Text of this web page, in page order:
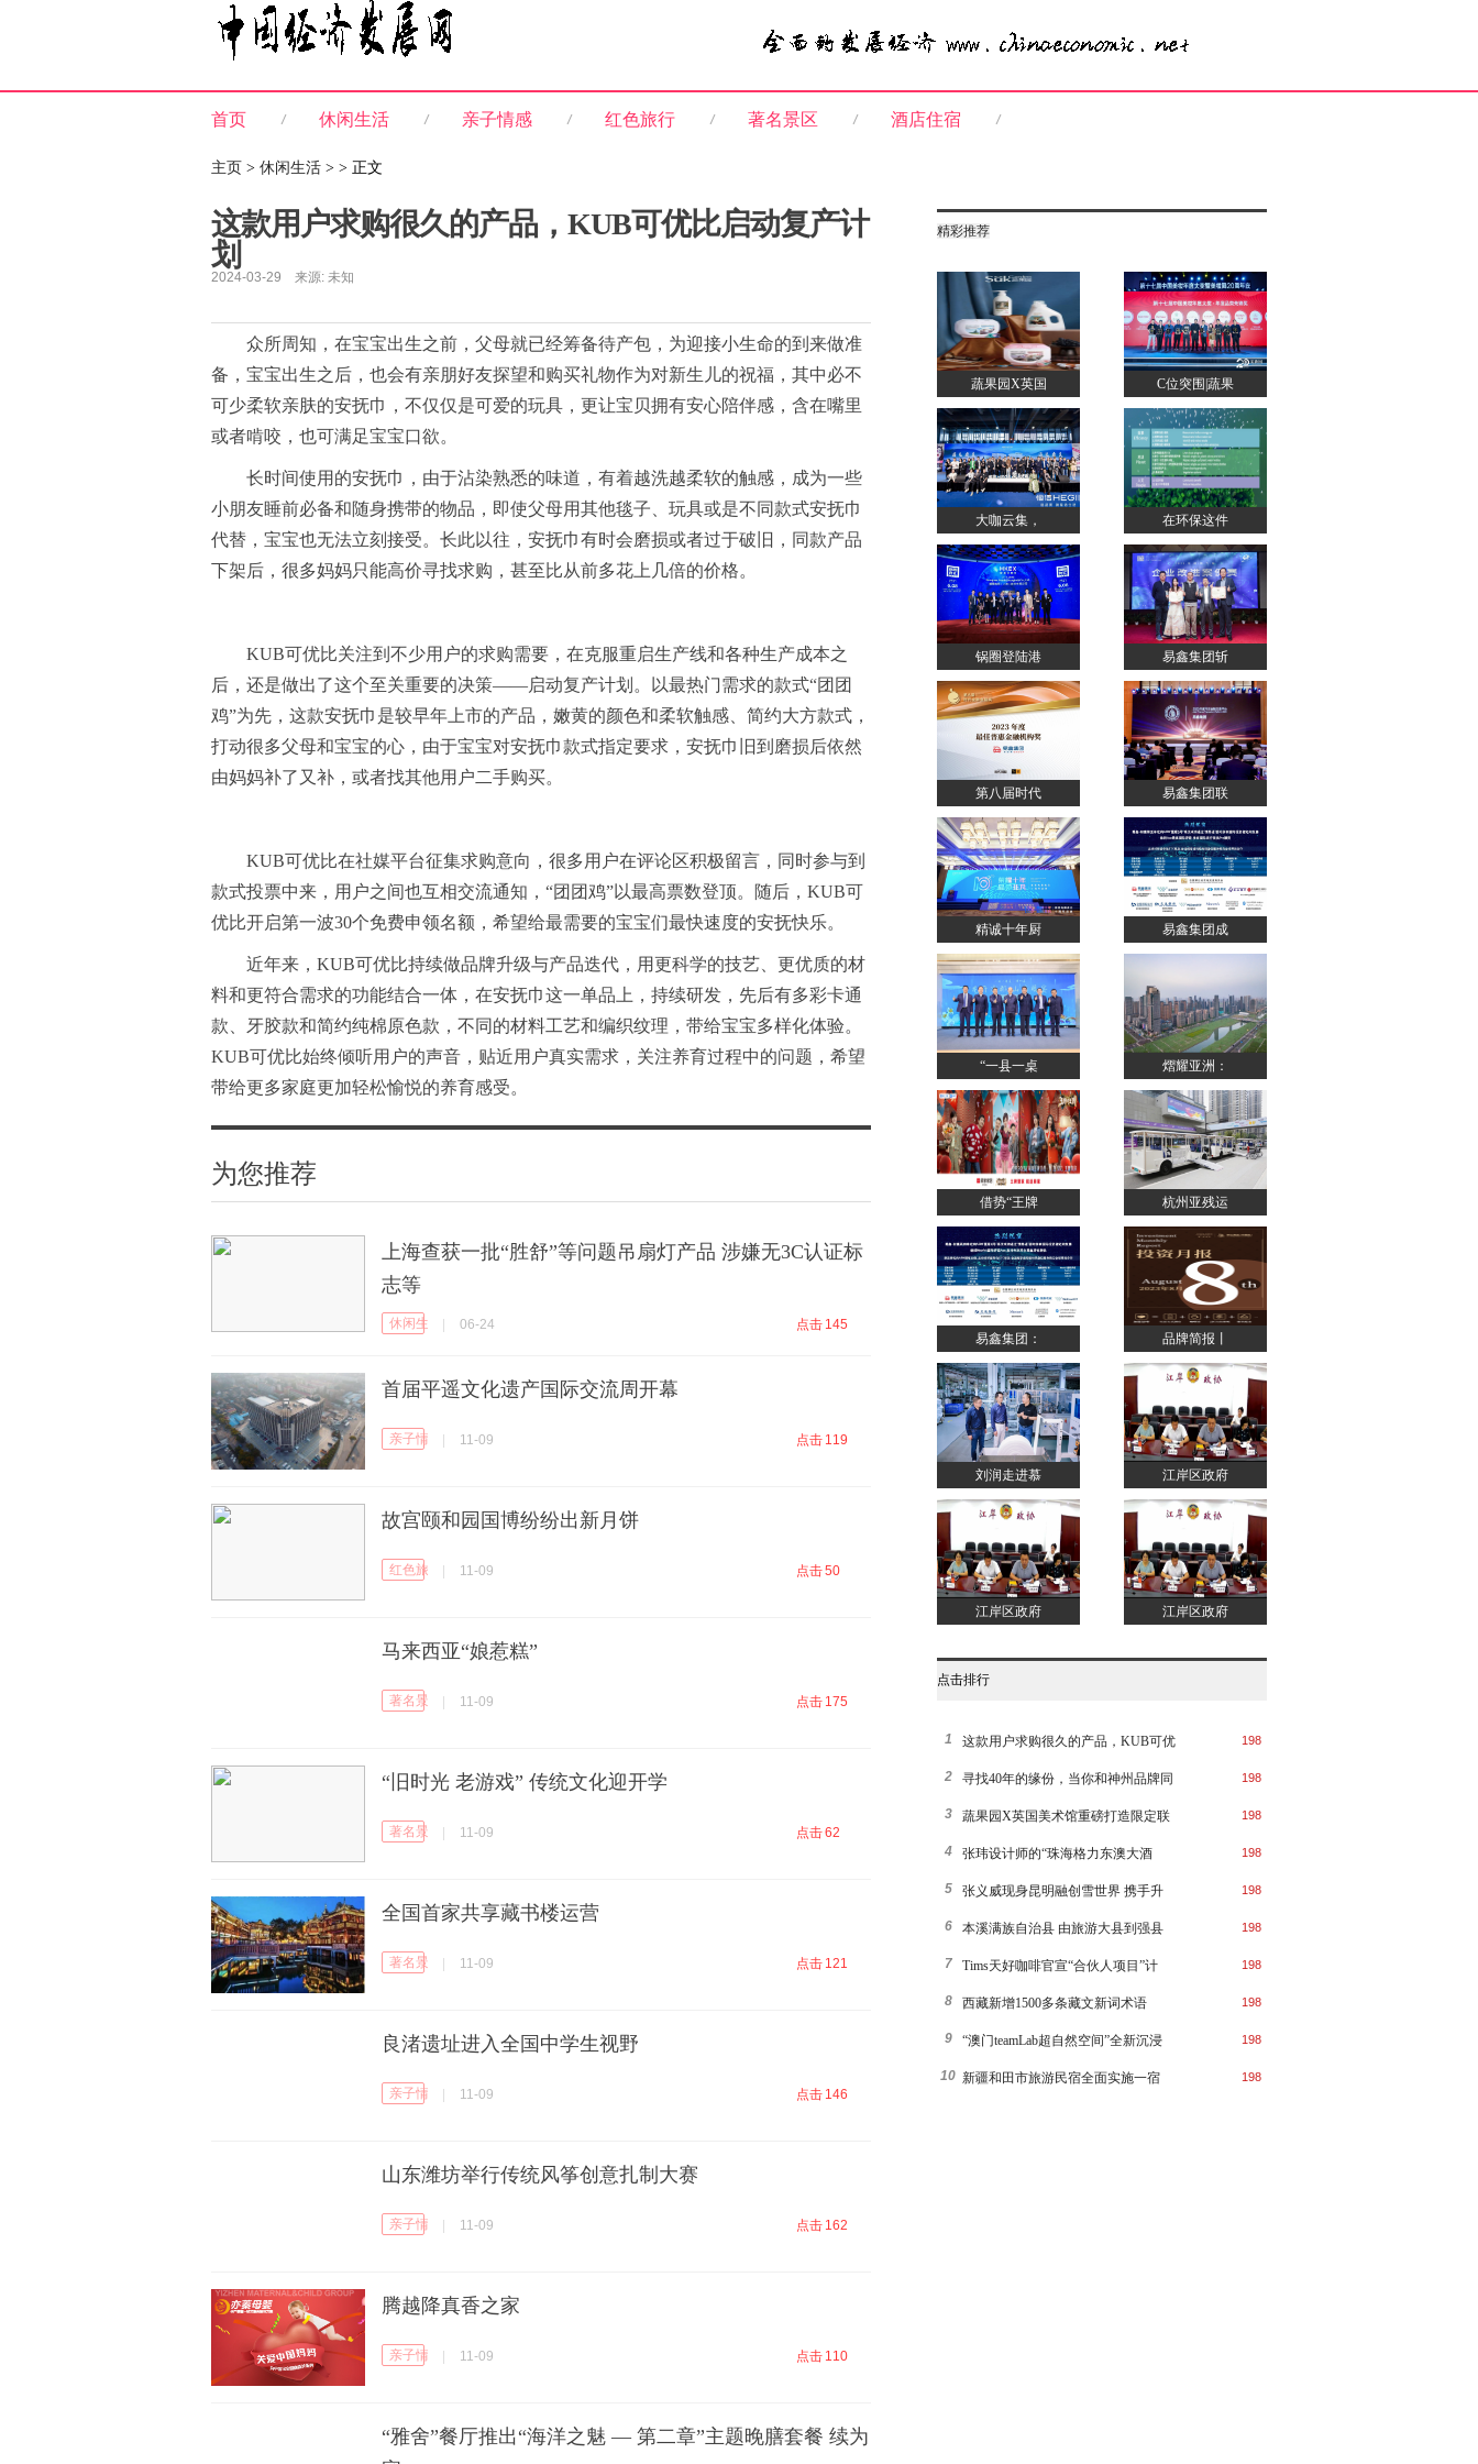
首页 休闲生活 亲子情感 红色旅行 著名景区 酒店住宿
主页 > 休闲生活 > > 正文
这款用户求购很久的产品，KUB可优比启动复产计
划
2024-03-29 来源: 未知
众所周知，在宝宝出生之前，父母就已经筹备待产包，为迎接小生命的到来做准
备，宝宝出生之后，也会有亲朋好友探望和购买礼物作为对新生儿的祝福，其中必不
可少柔软亲肤的安抚巾，不仅仅是可爱的玩具，更让宝贝拥有安心陪伴感，含在嘴里
或者啃咬，也可满足宝宝口欲。
长时间使用的安抚巾，由于沾染熟悉的味道，有着越洗越柔软的触感，成为一些
小朋友睡前必备和随身携带的物品，即使父母用其他毯子、玩具或是不同款式安抚巾
代替，宝宝也无法立刻接受。长此以往，安抚巾有时会磨损或者过于破旧，同款产品
下架后，很多妈妈只能高价寻找求购，甚至比从前多花上几倍的价格。
KUB可优比关注到不少用户的求购需要，在克服重启生产线和各种生产成本之
后，还是做出了这个至关重要的决策——启动复产计划。以最热门需求的款式“团团
鸡”为先，这款安抚巾是较早年上市的产品，嫩黄的颜色和柔软触感、简约大方款式，
打动很多父母和宝宝的心，由于宝宝对安抚巾款式指定要求，安抚巾旧到磨损后依然
由妈妈补了又补，或者找其他用户二手购买。
KUB可优比在社媒平台征集求购意向，很多用户在评论区积极留言，同时参与到
款式投票中来，用户之间也互相交流通知，“团团鸡”以最高票数登顶。随后，KUB可
优比开启第一波30个免费申领名额，希望给最需要的宝宝们最快速度的安抚快乐。
近年来，KUB可优比持续做品牌升级与产品迭代，用更科学的技艺、更优质的材
料和更符合需求的功能结合一体，在安抚巾这一单品上，持续研发，先后有多彩卡通
款、牙胶款和简约纯棉原色款，不同的材料工艺和编织纹理，带给宝宝多样化体验。
KUB可优比始终倾听用户的声音，贴近用户真实需求，关注养育过程中的问题，希望
带给更多家庭更加轻松愉悦的养育感受。
为您推荐
上海查获一批“胜舒”等问题吊扇灯产品 涉嫌无3C认证标
志等
休闲生活 06-24 点击 145
首届平遥文化遗产国际交流周开幕
亲子情感 11-09 点击 119
故宫颐和园国博纷纷出新月饼
红色旅行 11-09 点击50
马来西亚“娘惹糕”
著名景区 11-09 点击 175
“旧时光 老游戏” 传统文化迎开学
著名景区 11-09 点击62
全国首家共享藏书楼运营
著名景区 11-09 点击 121
良渚遗址进入全国中学生视野
亲子情感 11-09 点击 146
山东潍坊举行传统风筝创意扎制大赛
亲子情感 11-09 点击 162
腾越降真香之家
亲子情感 11-09 点击 110
“雅舍”餐厅推出“海洋之魅 — 第二章”主题晚膳套餐 续为
精彩推荐
蔬果园X英国 C位突围|蔬果
大咖云集， 在环保这件
锅圈登陆港 易鑫集团斩
第八届时代 易鑫集团联
精诚十年厨 易鑫集团成
“一县一桌 熠耀亚洲：
借势“王牌 杭州亚残运
易鑫集团： 品牌简报丨
刘润走进慕 江岸区政府
江岸区政府 江岸区政府
点击排行
1 198
这款用户求购很久的产品，KUB可优
2 198
寻找40年的缘份，当你和神州品牌同
3 198
蔬果园X英国美术馆重磅打造限定联
4 198
张玮设计师的“珠海格力东澳大酒
5 198
张义威现身昆明融创雪世界 携手升
6 198
本溪满族自治县 由旅游大县到强县
7 198
Tims天好咖啡官宣“合伙人项目”计
8 198
西藏新增1500多条藏文新词术语
9 198
“澳门teamLab超自然空间”全新沉浸
10 198
新疆和田市旅游民宿全面实施一宿